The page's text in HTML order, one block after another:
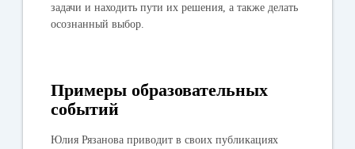
задачи и находить пути их решения, а также делать
осознанный выбор.
Примеры образовательных
событий
Юлия Рязанова приводит в своих публикациях